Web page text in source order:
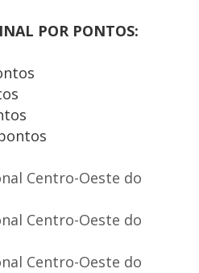
POR PONTOS:
Centro-Oeste do
Centro-Oeste do
Centro-Oeste do